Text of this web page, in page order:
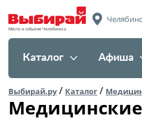
Места и события Челябинска
Каталог Афиша
Выбирай.ру/ Каталог /